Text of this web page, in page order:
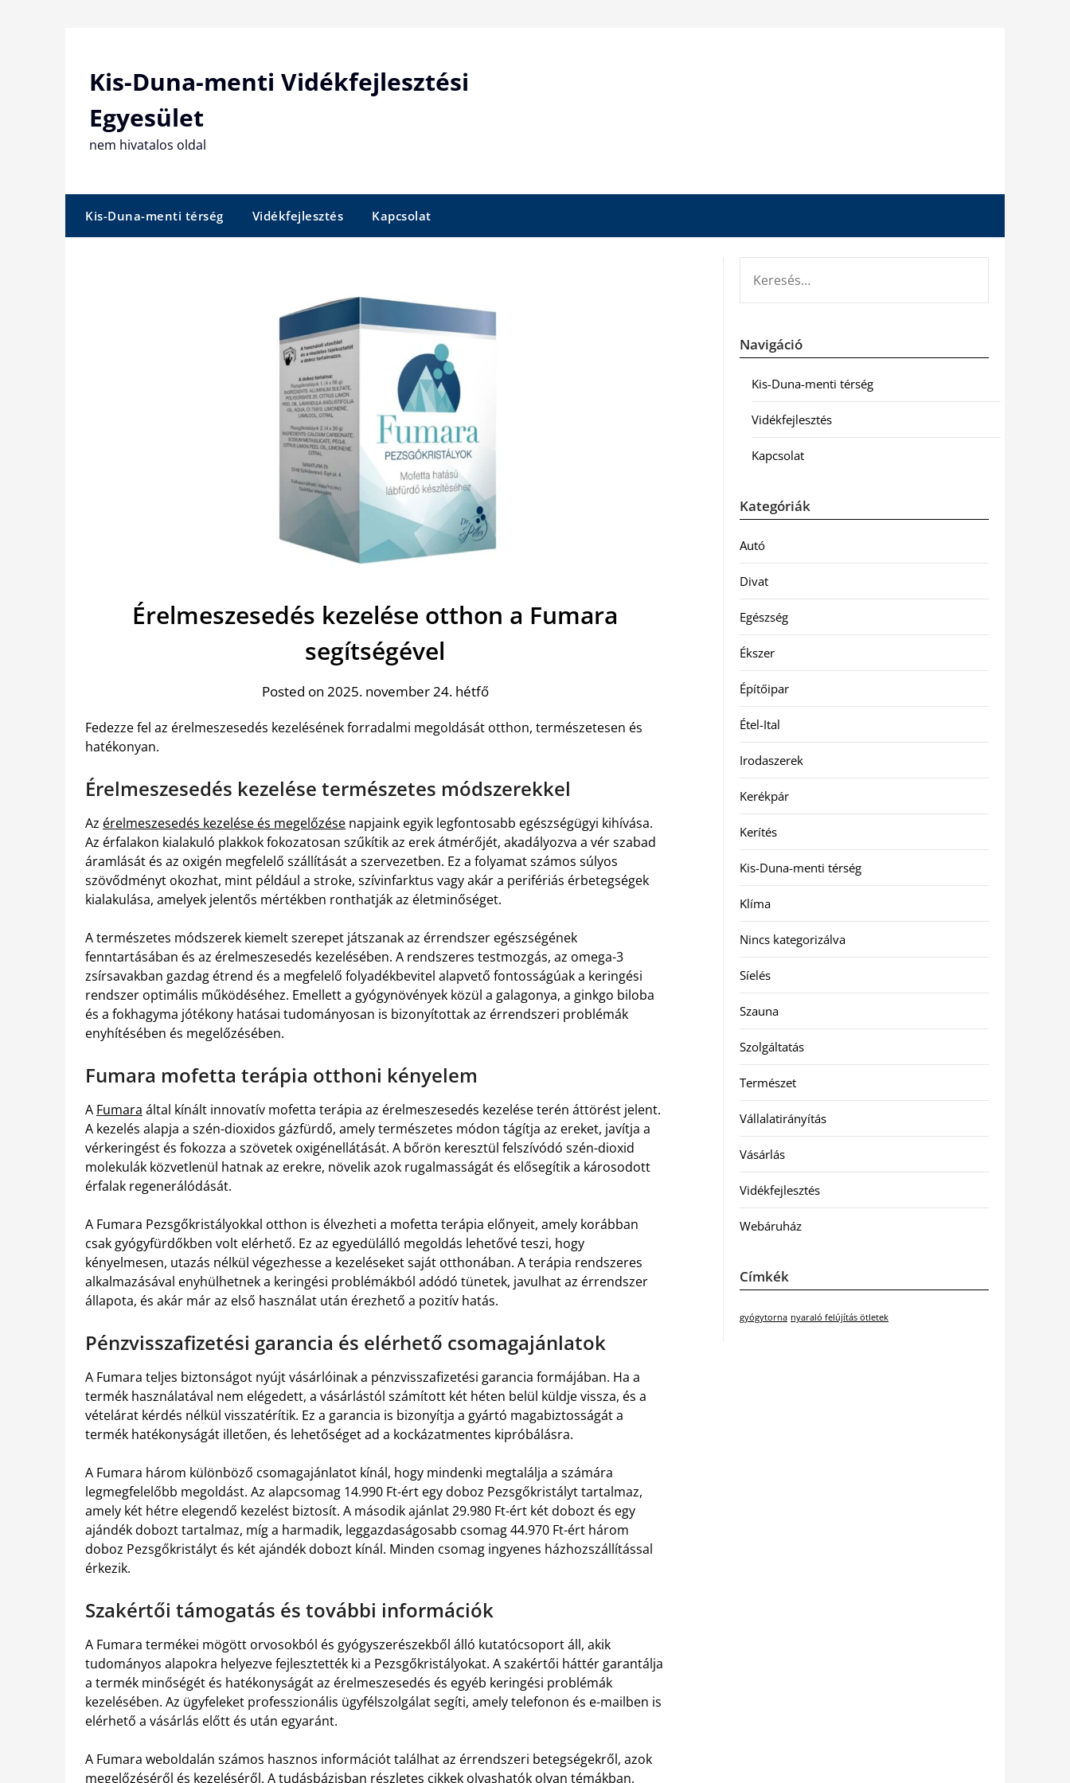
Kis-Duna-menti Vidékfejlesztési
Egyesület
nem hivatalos oldal
Kis-Duna-menti térség Vidékfejlesztés Kapcsolat
Érelmeszesedés kezelése otthon a Fumara
segítségével
Posted on 2025. november 24. hétfő
Fedezze fel az érelmeszesedés kezelésének forradalmi megoldását otthon, természetesen és
hatékonyan.
Érelmeszesedés kezelése természetes módszerekkel
Az érelmeszesedés kezelése és megelőzése napjaink egyik legfontosabb egészségügyi kihívása.
Az érfalakon kialakuló plakkok fokozatosan szűkítik az erek átmérőjét, akadályozva a vér szabad
áramlását és az oxigén megfelelő szállítását a szervezetben. Ez a folyamat számos súlyos
szövődményt okozhat, mint például a stroke, szívinfarktus vagy akár a perifériás érbetegségek
kialakulása, amelyek jelentős mértékben ronthatják az életminőséget.
A természetes módszerek kiemelt szerepet játszanak az érrendszer egészségének
fenntartásában és az érelmeszesedés kezelésében. A rendszeres testmozgás, az omega-3
zsírsavakban gazdag étrend és a megfelelő folyadékbevitel alapvető fontosságúak a keringési
rendszer optimális működéséhez. Emellett a gyógynövények közül a galagonya, a ginkgo biloba
és a fokhagyma jótékony hatásai tudományosan is bizonyítottak az érrendszeri problémák
enyhítésében és megelőzésében.
Fumara mofetta terápia otthoni kényelem
A Fumara által kínált innovatív mofetta terápia az érelmeszesedés kezelése terén áttörést jelent.
A kezelés alapja a szén-dioxidos gázfürdő, amely természetes módon tágítja az ereket, javítja a
vérkeringést és fokozza a szövetek oxigénellátását. A bőrön keresztül felszívódó szén-dioxid
molekulák közvetlenül hatnak az erekre, növelik azok rugalmasságát és elősegítik a károsodott
érfalak regenerálódását.
A Fumara Pezsgőkristályokkal otthon is élvezheti a mofetta terápia előnyeit, amely korábban
csak gyógyfürdőkben volt elérhető. Ez az egyedülálló megoldás lehetővé teszi, hogy
kényelmesen, utazás nélkül végezhesse a kezeléseket saját otthonában. A terápia rendszeres
alkalmazásával enyhülhetnek a keringési problémákból adódó tünetek, javulhat az érrendszer
állapota, és akár már az első használat után érezhető a pozitív hatás.
Pénzvisszafizetési garancia és elérhető csomagajánlatok
A Fumara teljes biztonságot nyújt vásárlóinak a pénzvisszafizetési garancia formájában. Ha a
termék használatával nem elégedett, a vásárlástól számított két héten belül küldje vissza, és a
vételárat kérdés nélkül visszatérítik. Ez a garancia is bizonyítja a gyártó magabiztosságát a
termék hatékonyságát illetően, és lehetőséget ad a kockázatmentes kipróbálásra.
A Fumara három különböző csomagajánlatot kínál, hogy mindenki megtalálja a számára
legmegfelelőbb megoldást. Az alapcsomag 14.990 Ft-ért egy doboz Pezsgőkristályt tartalmaz,
amely két hétre elegendő kezelést biztosít. A második ajánlat 29.980 Ft-ért két dobozt és egy
ajándék dobozt tartalmaz, míg a harmadik, leggazdaságosabb csomag 44.970 Ft-ért három
doboz Pezsgőkristályt és két ajándék dobozt kínál. Minden csomag ingyenes házhozszállítással
érkezik.
Szakértői támogatás és további információk
A Fumara termékei mögött orvosokból és gyógyszerészekből álló kutatócsoport áll, akik
tudományos alapokra helyezve fejlesztették ki a Pezsgőkristályokat. A szakértői háttér garantálja
a termék minőségét és hatékonyságát az érelmeszesedés és egyéb keringési problémák
kezelésében. Az ügyfeleket professzionális ügyfélszolgálat segíti, amely telefonon és e-mailben is
elérhető a vásárlás előtt és után egyaránt.
A Fumara weboldalán számos hasznos információt találhat az érrendszeri betegségekről, azok
megelőzéséről és kezeléséről. A tudásbázisban részletes cikkek olvashatók olyan témákban,
Navigáció
Kis-Duna-menti térség
Vidékfejlesztés
Kapcsolat
Kategóriák
Autó
Divat
Egészség
Ékszer
Építőipar
Étel-Ital
Irodaszerek
Kerékpár
Kerítés
Kis-Duna-menti térség
Klíma
Nincs kategorizálva
Síelés
Szauna
Szolgáltatás
Természet
Vállalatirányítás
Vásárlás
Vidékfejlesztés
Webáruház
Címkék
gyógytorna nyaraló felújítás ötletek